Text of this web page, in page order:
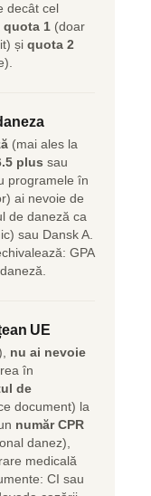
decât cel
quota 1 (doar
și quota 2
(mai ales la
plus sau
programele în
ai nevoie de
de daneză ca
sau Dansk A.
GPA
UE
nu ai nevoie
în
de
document) la
număr CPR
danez),
medicală
CI sau